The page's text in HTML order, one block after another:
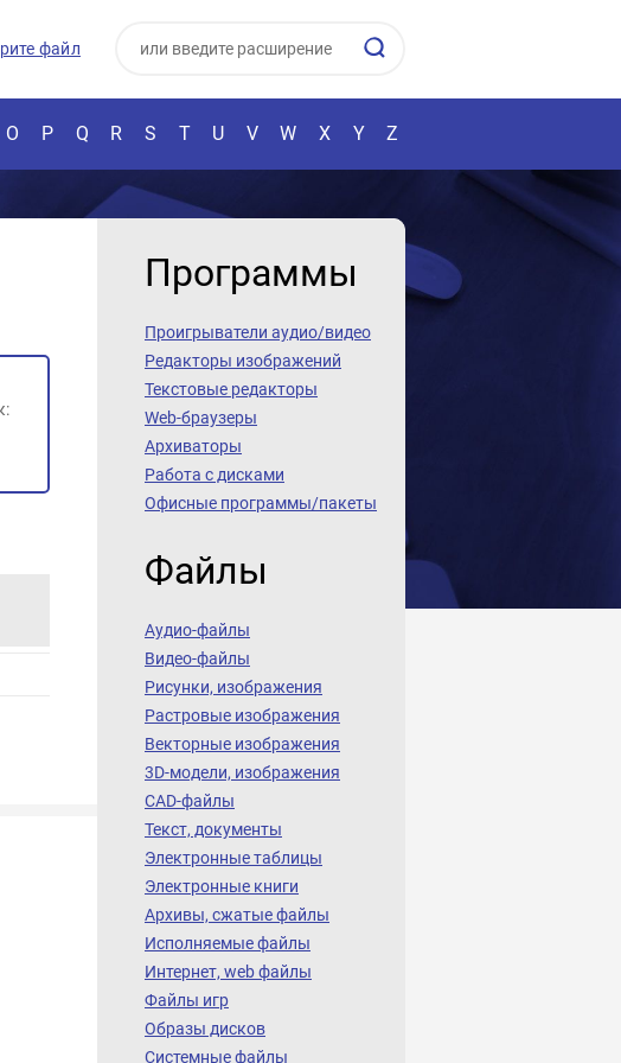
файл
O P Q R S T U V W X Y Z
Программы
Проигрыватели аудио/видео
Редакторы изображений
Текстовые редакторы
Web-браузеры
Архиваторы
Работа с дисками
Офисные программы/пакеты
Файлы
Аудио-файлы
Видео-файлы
Рисунки, изображения
Растровые изображения
Векторные изображения
3D-модели, изображения
CAD-файлы
Текст, документы
Электронные таблицы
Электронные книги
Архивы, сжатые файлы
Исполняемые файлы
Интернет, web файлы
Файлы игр
Образы дисков
Системные файлы